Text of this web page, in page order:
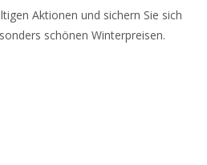
Aktionen und sichern Sie sich
schönen Winterpreisen.